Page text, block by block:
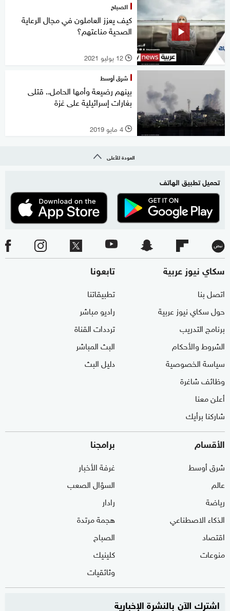
الصباح
كيف يعزز العاملون في مجال الرعاية
الصحية مناعتهم؟
l 12 يوليو 2021
شرق أوسط
بينهم رضيعة وأمها الحامل.. قتلى
بغارات إسرائيلية على غزة
l 4 مايو 2019
العودة للأعلى
تحميل تطبيق الهاتف
سكاي نيوز عربية
اتصل بنا
حول سكاي نيوز عربية
برنامج التدريب
الشروط والأحكام
سياسة الخصوصية
وظائف شاغرة
أعلن معنا
شاركنا برأيك
تابعونا
تطبيقاتنا
راديو مباشر
ترددات القناة
البث المباشر
دليل البث
الأقسام
شرق أوسط
عالم
رياضة
الذكاء الاصطناعي
اقتصاد
منوعات
برامجنا
غرفة الأخبار
السؤال الصعب
رادار
هجمة مرتدة
الصباح
كلينيك
وثائقيات
اشترك الآن بالنشرة الإخبارية